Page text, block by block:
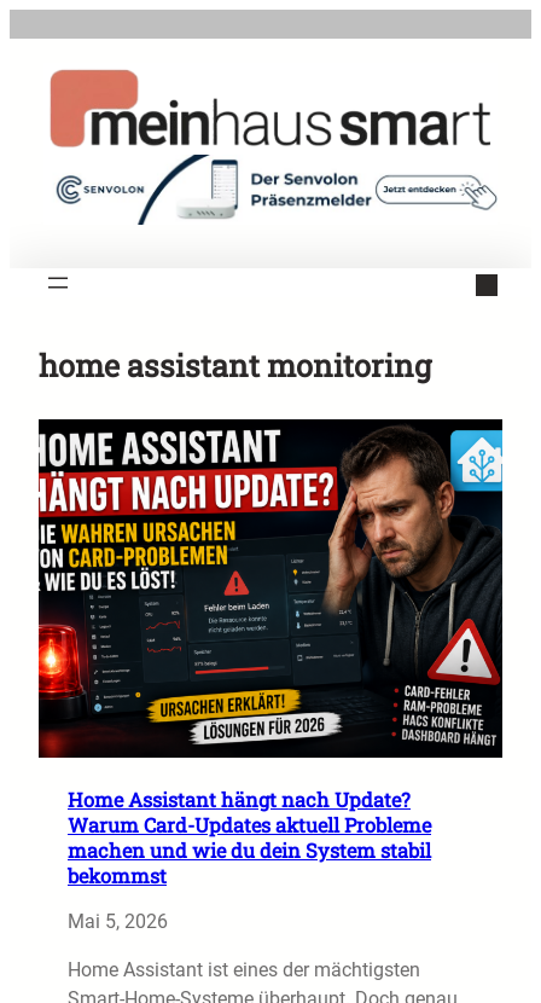
springen
home assistant monitoring
Home Assistant hängt nach Update?
Warum Card-Updates aktuell Probleme
machen und wie du dein System stabil
bekommst
Mai 5, 2026
Home Assistant ist eines der mächtigsten